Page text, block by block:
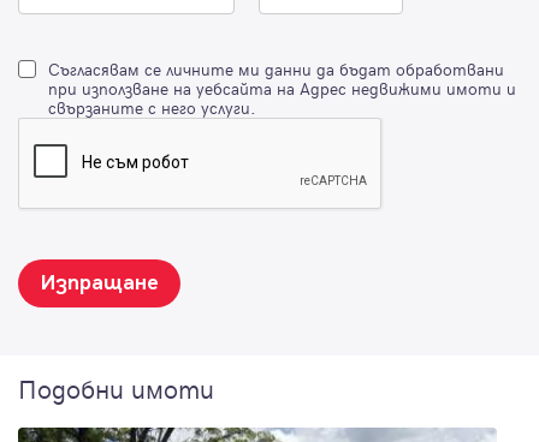
Съгласявам се личните ми данни да бъдат обработвани
при използване на уебсайта на Адрес недвижими имоти и
свързаните с него услуги.
Изпращане
Подобни имоти